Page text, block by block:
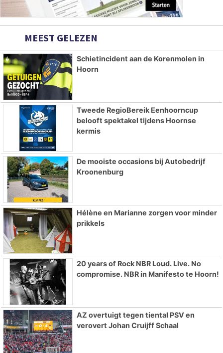
MEEST GELEZEN
Schietincident aan de Korenmolen in
Hoorn
Tweede RegioBereik Eenhoorncup
belooft spektakel tijdens Hoornse
kermis
De mooiste occasions bij Autobedrijf
Kroonenburg
Hélène en Marianne zorgen voor minder
prikkels
20 years of Rock NBR Loud. Live. No
compromise. NBR in Manifesto te Hoorn!
AZ overtuigt tegen tiental PSV en
verovert Johan Cruijff Schaal